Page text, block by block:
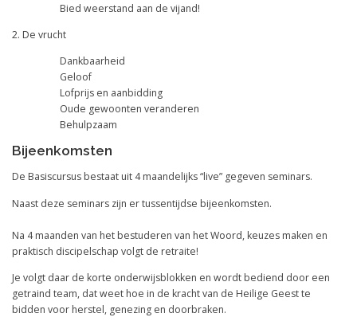
Bied weerstand aan de vijand!
2. De vrucht
Dankbaarheid
Geloof
Lofprijs en aanbidding
Oude gewoonten veranderen
Behulpzaam
Bijeenkomsten
De Basiscursus bestaat uit 4 maandelijks “live” gegeven seminars.
Naast deze seminars zijn er tussentijdse bijeenkomsten.
Na 4 maanden van het bestuderen van het Woord, keuzes maken en
praktisch discipelschap volgt de retraite!
Je volgt daar de korte onderwijsblokken en wordt bediend door een
getraind team, dat weet hoe in de kracht van de Heilige Geest te
bidden voor herstel, genezing en doorbraken.